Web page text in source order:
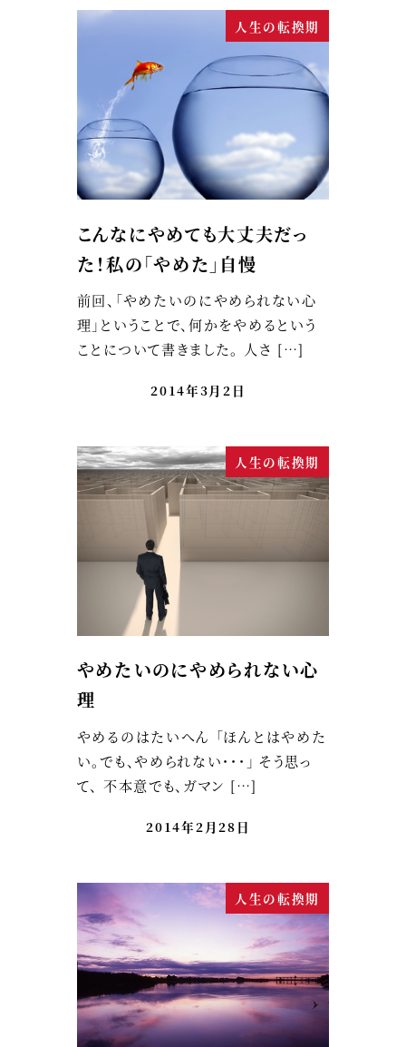
人生の転換期
こんなにやめても大丈夫だっ
た！私の「やめた」自慢
前回、「やめたいのにやめられない心
理」ということで、何かをやめるという
ことについて書きました。 人さ […]
2014年3月2日
人生の転換期
やめたいのにやめられない心
理
やめるのはたいへん 「ほんとはやめた
い。でも、やめられない・・・」 そう思っ
て、 不本意でも、ガマン […]
2014年2月28日
人生の転換期